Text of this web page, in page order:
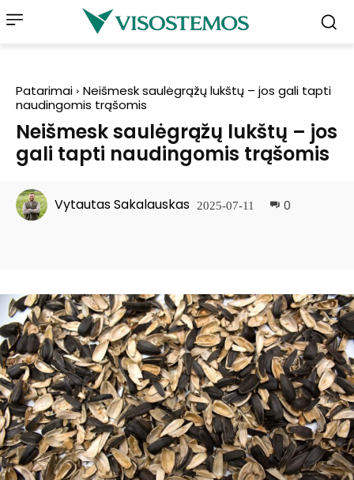
Patarimai
Neišmesk saulėgrąžų lukštų – jos gali tapti
naudingomis trąšomis
Neišmesk saulėgrąžų lukštų – jos
gali tapti naudingomis trąšomis
Vytautas Sakalauskas 2025-07-11 0